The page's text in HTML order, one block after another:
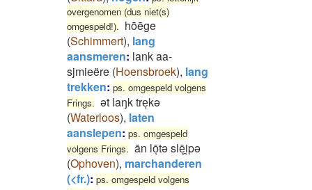
overgenomen (dus niet(s)
omgespeld!). hōēge
(Schimmert), lang
aansmeren: lank aa-
sjmieëre (Hoensbroek), lang
trekken: ps. omgespeld volgens
Frings. ət laŋk treͅkə
(Waterloos), laten
aanslepen: ps. omgespeld
volgens Frings. ān lōͅtə slēͅi̯pə
(Ophoven), marchanderen
(<fr.): ps. omgespeld volgens